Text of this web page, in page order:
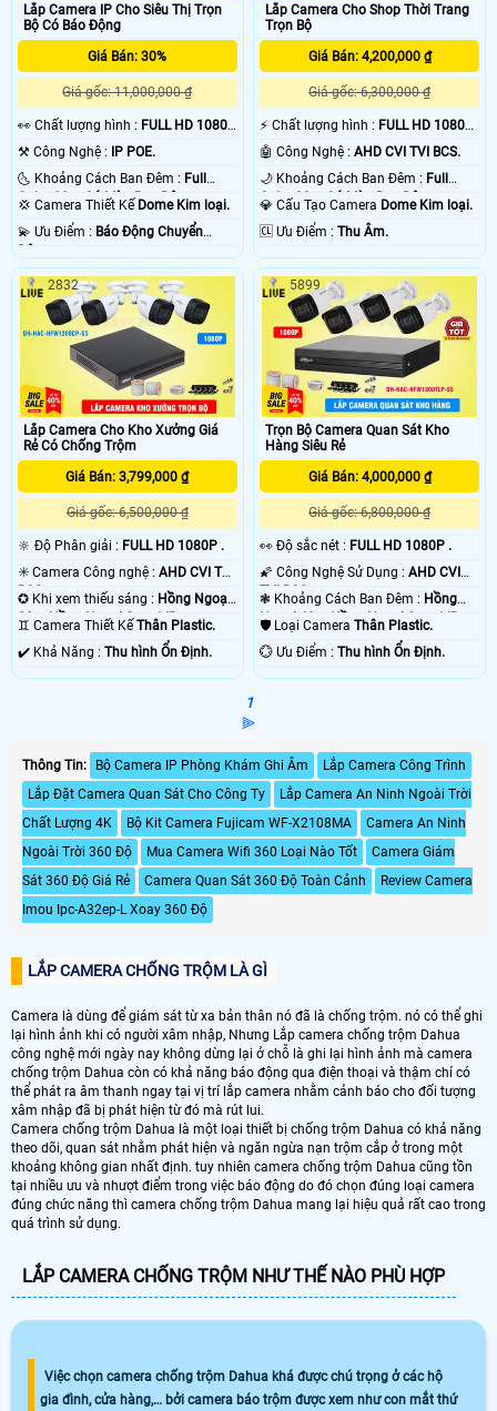
Lắp Camera IP Cho Siêu Thị Trọn
Bộ Có Báo Động
Giá Bán: 30%
Giá gốc: 11,000,000 ₫
️👀 Chất lượng hình : FULL HD 1080P
⚒ Công Nghệ : IP POE.
🌜 Khoảng Cách Ban Đêm : Full
Color 20m Có Màu Ban Ðêm.
💢 Camera Thiết Kế Dome Kim loại.
️💫 Ưu Điểm : Báo Động Chuyển
Động.
Lắp Camera Cho Shop Thời Trang
Trọn Bộ
Giá Bán: 4,200,000 ₫
Giá gốc: 6,300,000 ₫
️⚡ Chất lượng hình : FULL HD 1080P
.
🤖️ Công Nghệ :AHD CVI TVI BCS.
🌙 Khoảng Cách Ban Đêm : Full
Color 20m Có Màu Ban Ðêm.
💎 Cấu Tạo Camera Dome Kim loại.
️🆑 Ưu Điểm :Thu Âm.
Lắp Camera Cho Kho Xưởng Giá
Rẻ Có Chống Trộm
Giá Bán: 3,799,000 ₫
Giá gốc: 6,500,000 ₫
🔆 Độ Phân giải : FULL HD 1080P .
✳️ Camera Công nghệ : AHD CVI TVI
BCS.
✪ Khi xem thiếu sáng : Hồng Ngoại
30m Hồng Ngoại Smart IR.
♊ Camera Thiết KếThân Plastic.
️✔️ Khả Năng : Thu hình Ổn Định.
2832
Trọn Bộ Camera Quan Sát Kho
Hàng Siêu Rẻ
Giá Bán: 4,000,000 ₫
Giá gốc: 6,800,000 ₫
️👀 Độ sắc nét : FULL HD 1080P .
🌠 Công Nghệ Sử Dụng :AHD CVI
TVI BCS.
❃ Khoảng Cách Ban Đêm : Hồng
Ngoại 40m Hồng Ngoại Smart IR.
🛡 Loại CameraThân Plastic.
️💮 Ưu Điểm :Thu hình Ổn Định.
5899
1
⫸
Thông Tin: Bộ Camera IP Phòng Khám Ghi Âm
Lắp Camera Công Trình
Lắp Đặt Camera Quan Sát Cho Công Ty
Lắp Camera An Ninh Ngoài Trời
Chất Lượng 4K
Bộ Kit Camera Fujicam WF-X2108MA
Camera An Ninh
Ngoài Trời 360 Độ
Mua Camera Wifi 360 Loại Nào Tốt
Camera Giám
Sát 360 Độ Giá Rẻ
Camera Quan Sát 360 Độ Toàn Cảnh
Review Camera
Imou Ipc-A32ep-L Xoay 360 Độ
LẮP CAMERA CHỐNG TRỘM LÀ GÌ
Camera là dùng để giám sát từ xa bản thân nó đã là chống trộm. nó có thể ghi
lại hình ảnh khi có người xâm nhập, Nhưng Lắp camera chống trộm Dahua
công nghệ mới ngày nay không dừng lại ở chỗ là ghi lại hình ảnh mà camera
chống trộm Dahua còn có khả năng báo động qua điện thoại và thậm chí có
thể phát ra âm thanh ngay tại vị trí lắp camera nhằm cảnh báo cho đối tượng
xâm nhập đã bị phát hiện từ đó mà rút lui.
Camera chống trộm Dahua là một loại thiết bị chống trộm Dahua có khả năng
theo dõi, quan sát nhằm phát hiện và ngăn ngừa nạn trộm cắp ở trong một
khoảng không gian nhất định. tuy nhiên camera chống trộm Dahua cũng tồn
tại nhiều ưu và nhượt điểm trong việc báo động do đó chọn đúng loại camera
đúng chức năng thì camera chống trộm Dahua mang lại hiệu quả rất cao trong
quá trình sử dụng.
LẮP CAMERA CHỐNG TRỘM NHƯ THẾ NÀO PHÙ HỢP
Việc chọn camera chống trộm Dahua khá được chú trọng ở các hộ
gia đình, cửa hàng,… bởi camera báo trộm được xem như con mắt thứ